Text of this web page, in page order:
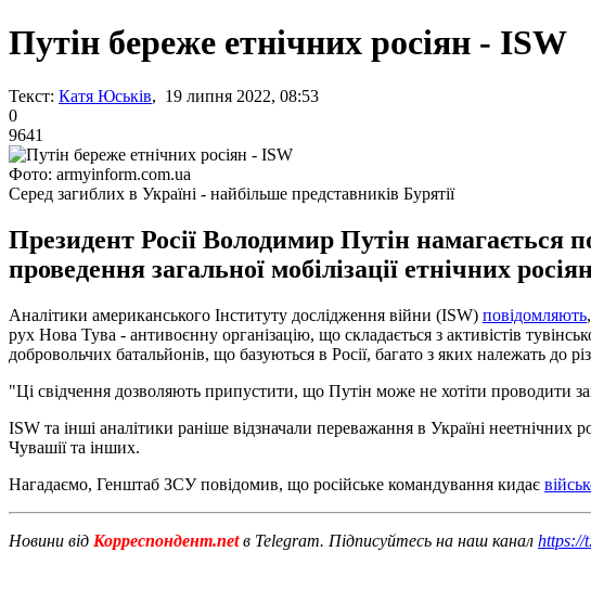
Путін береже етнічних росіян - ISW
Текст: Катя Юськів, 19 липня 2022, 08:53
0
9641
Фото: armyinform.com.ua
Серед загиблих в Україні - найбільше представників Бурятії
Президент Росії Володимир Путін намагається
проведення загальної мобілізації етнічних
Аналітики американського Інституту дослідження війни (ISW) повідомляють
рух Нова Тува - антивоєнну організацію, що складається з активістів
добровольчих батальйонів, що базуються в Росії, багато з яких належать до
"Ці свідчення дозволяють припустити, що Путін може не хотіти проводити
ISW та інші аналітики раніше відзначали переважання в Україні неетнічних
Чувашії та інших.
Нагадаємо, Генштаб ЗСУ повідомив, що російське командування кидає
Новини від Корреспондент.netв Telegram. Підписуйтесь на наш канал https://